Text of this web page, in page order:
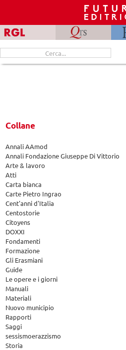
content
Cerca
per:
Collane
Annali AAmod
Annali Fondazione Giuseppe Di Vittorio
Arte & lavoro
Atti
Carta bianca
Carte Pietro Ingrao
Cent'anni d'Italia
Centostorie
Citoyens
DOXXI
Fondamenti
Formazione
Gli Erasmiani
Guide
Le opere e i giorni
Manuali
Materiali
Nuovo municipio
Rapporti
Saggi
sessismoerazzismo
Storia